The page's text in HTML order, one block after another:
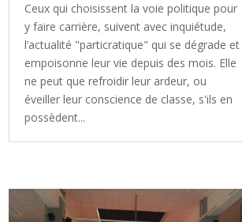
Ceux qui choisissent la voie politique pour
y faire carrière, suivent avec inquiétude,
l’actualité "particratique" qui se dégrade et
empoisonne leur vie depuis des mois. Elle
ne peut que refroidir leur ardeur, ou
éveiller leur conscience de classe, s'ils en
possèdent...